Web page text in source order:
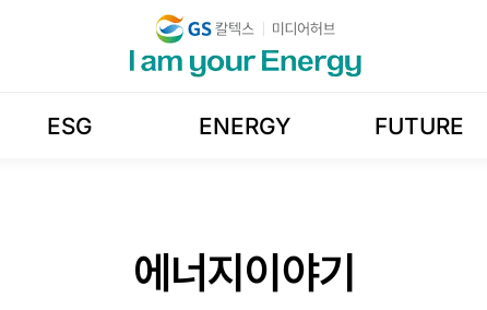
ESG ENERGY FUTURE
에너지이야기